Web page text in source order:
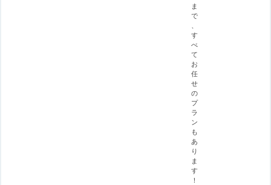
ま
で
す
べ
て
お
任
せ
の
プ
ラ
ン
も
あ
り
ま
す
！